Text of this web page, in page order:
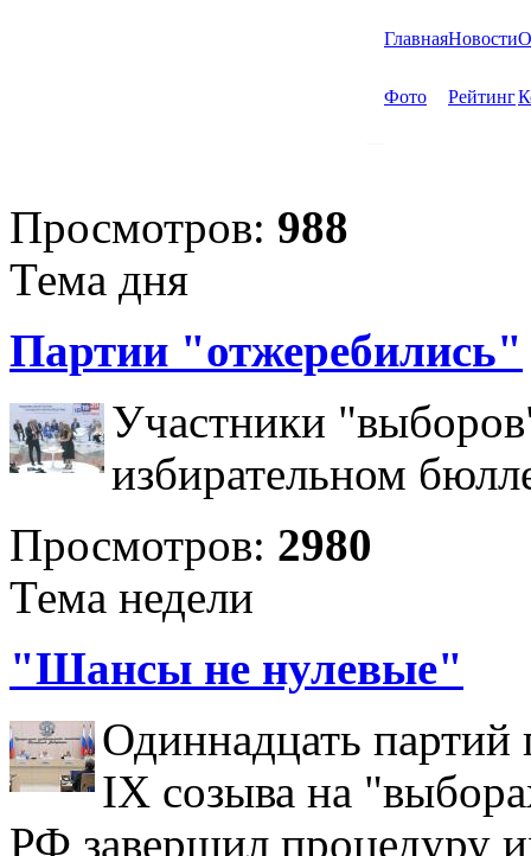
ГлавнаяНовости
Фото Рейтинг
Просмотров: 988
Тема дня
Партии "отжеребились"
Участники
избирательном
Просмотров: 2980
Тема недели
"Шансы не нулевые"
Одиннадцать партий
IX созыва на
РФ завершил процедуру